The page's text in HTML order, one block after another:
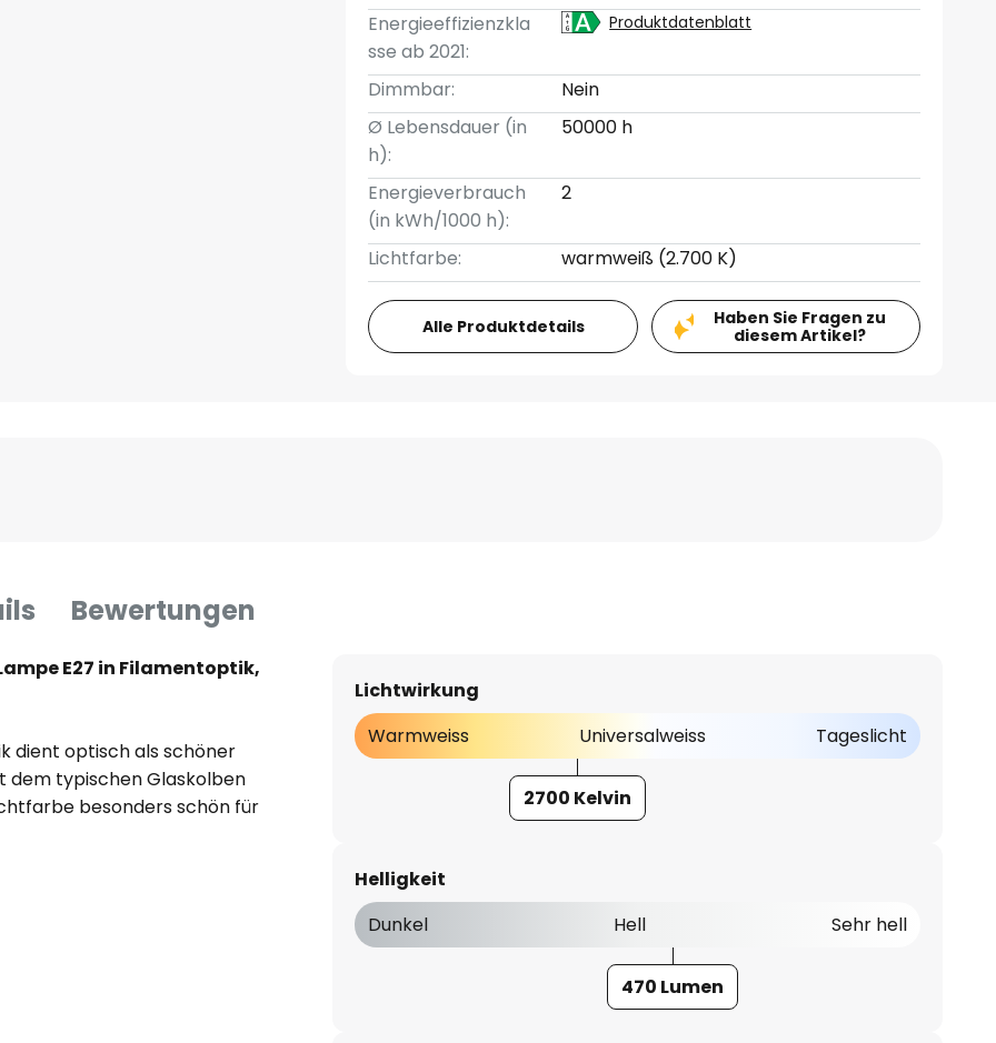
Energieeffizienzkla
sse ab 2021:
Produktdatenblatt
Dimmbar:
Nein
Ø Lebensdauer (in
h):
50000 h
Energieverbrauch
(in kWh/1000 h):
2
Lichtfarbe: warmweiß (2.700 K)
Alle Produktdetails
Haben Sie Fragen zu
diesem Artikel?
Bewertungen
E27 in Filamentoptik,
dient optisch als schöner
dem typischen Glaskolben
besonders schön für
Leuchtmittel besitzt eine
A
Schaltzyklen
Lichtwirkung
Warmweiss
Universalweiss Tageslicht
2700 Kelvin
Helligkeit
Dunkel
Hell Sehr hell
470 Lumen